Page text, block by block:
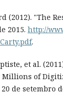
(2012). "The
2015. http://
.
et al.
of
20 de setembro